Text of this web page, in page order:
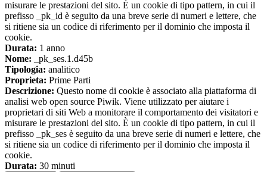
misurare le prestazioni del sito. È un cookie di tipo pattern, in cui il
prefisso _pk_id è seguito da una breve serie di numeri e lettere, che
si ritiene sia un codice di riferimento per il dominio che imposta il
cookie.
Durata: 1 anno
Nome: _pk_ses.1.d45b
Tipologia: analitico
Proprieta: Prime Parti
Descrizione: Questo nome di cookie è associato alla piattaforma di
analisi web open source Piwik. Viene utilizzato per aiutare i
proprietari di siti Web a monitorare il comportamento dei visitatori e
misurare le prestazioni del sito. È un cookie di tipo pattern, in cui il
prefisso _pk_ses è seguito da una breve serie di numeri e lettere, che
si ritiene sia un codice di riferimento per il dominio che imposta il
cookie.
Durata: 30 minuti